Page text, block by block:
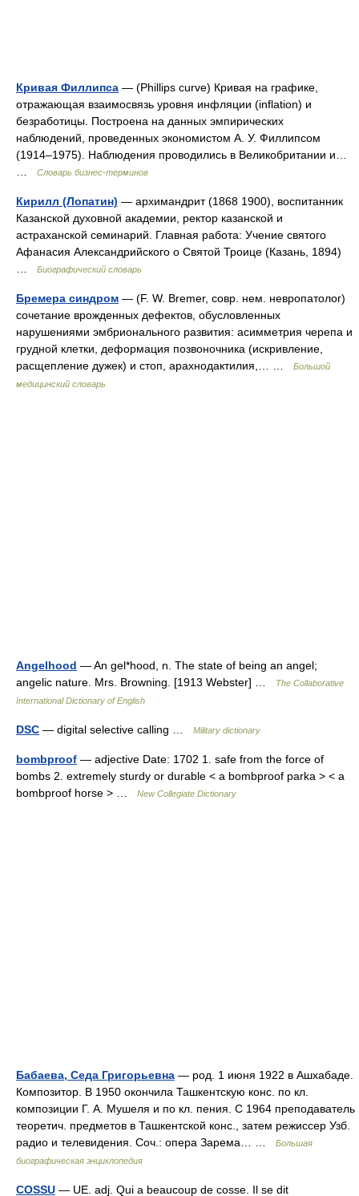
Кривая Филлипса — (Phillips curve) Кривая на графике,
отражающая взаимосвязь уровня инфляции (inflation) и
безработицы. Построена на данных эмпирических
наблюдений, проведенных экономистом А. У. Филлипсом
(1914–1975). Наблюдения проводились в Великобритании и…
Словарь бизнес-терминов
Кирилл (Лопатин) — архимандрит (1868 1900), воспитанник
Казанской духовной академии, ректор казанской и
астраханской семинарий. Главная работа: Учение святого
Афанасия Александрийского о Святой Троице (Казань, 1894)
Биографический словарь
Бремера синдром — (F. W. Bremer, совр. нем. невропатолог)
сочетание врожденных дефектов, обусловленных
нарушениями эмбрионального развития: асимметрия черепа и
грудной клетки, деформация позвоночника (искривление,
расщепление дужек) и стоп, арахнодактилия,… …
Большой
медицинский словарь
Angelhood — An gel*hood, n. The state of being an angel;
angelic nature. Mrs. Browning. [1913 Webster] …
The Collaborative
International Dictionary of English
DSC — digital selective calling … Military dictionary
bombproof — adjective Date: 1702 1. safe from the force of
bombs 2. extremely sturdy or durable < a bombproof parka > < a
bombproof horse > …
New Collegiate Dictionary
Бабаева, Седа Григорьевна — род. 1 июня 1922 в Ашхабаде.
Композитор. В 1950 окончила Ташкентскую конс. по кл.
композиции Г. А. Мушеля и по кл. пения. С 1964 преподаватель
теоретич. предметов в Ташкентской конс., затем режиссер Узб.
радио и телевидения. Соч.: опера Зарема… …
Большая
биографическая энциклопедия
COSSU — UE. adj. Qui a beaucoup de cosse. Il se dit